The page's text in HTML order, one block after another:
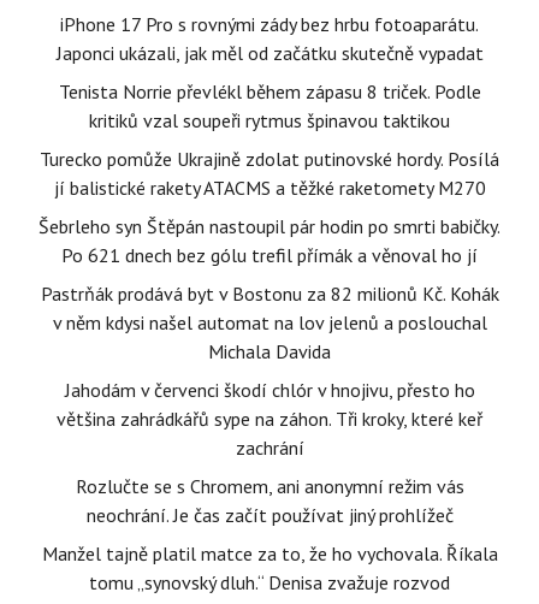
iPhone 17 Pro s rovnými zády bez hrbu fotoaparátu.
Japonci ukázali, jak měl od začátku skutečně vypadat
Tenista Norrie převlékl během zápasu 8 triček. Podle
kritiků vzal soupeři rytmus špinavou taktikou
Turecko pomůže Ukrajině zdolat putinovské hordy. Posílá
jí balistické rakety ATACMS a těžké raketomety M270
Šebrleho syn Štěpán nastoupil pár hodin po smrti babičky.
Po 621 dnech bez gólu trefil přímák a věnoval ho jí
Pastrňák prodává byt v Bostonu za 82 milionů Kč. Kohák
v něm kdysi našel automat na lov jelenů a poslouchal
Michala Davida
Jahodám v červenci škodí chlór v hnojivu, přesto ho
většina zahrádkářů sype na záhon. Tři kroky, které keř
zachrání
Rozlučte se s Chromem, ani anonymní režim vás
neochrání. Je čas začít používat jiný prohlížeč
Manžel tajně platil matce za to, že ho vychovala. Říkala
tomu „synovský dluh.“ Denisa zvažuje rozvod